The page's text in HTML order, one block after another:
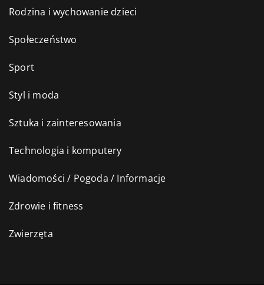
Rodzina i wychowanie dzieci
Społeczeństwo
Sport
Styl i moda
Sztuka i zainteresowania
Technologia i komputery
Wiadomości / Pogoda / Informacje
Zdrowie i fitness
Zwierzęta